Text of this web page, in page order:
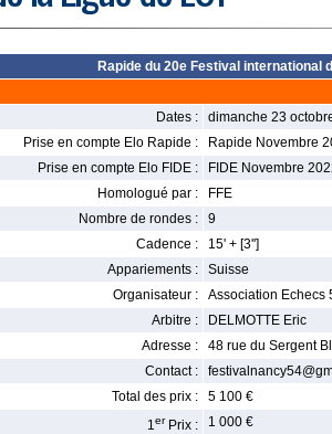
Rapide du 20e Festival international
Dates :
dimanche 23
Prise en compte Elo Rapide :
Rapide Novembre
Prise en compte Elo FIDE :
FIDE Novembre
Homologué par :
FFE
Nombre de rondes :
9
Cadence :
15' + [3'']
Appariements :
Suisse
Organisateur :
Association Echecs
Arbitre :
DELMOTTE Eric
Adresse :
48 rue du Sergent
Contact :
Total des prix :
5 100 €
1er Prix : 1 000 €